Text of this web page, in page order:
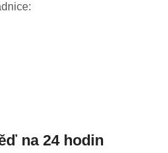
na 24 hodin